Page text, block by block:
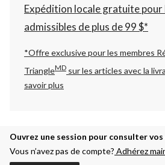
Expédition locale gratuite pour
admissibles de plus de 99 $*
*Offre exclusive pour les membres
TriangleMD sur les articles avec la
savoir plus
Ouvrez une session pour consulter
Vous n’avez pas de compte? Adhérez